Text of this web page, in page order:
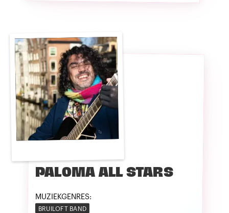
PALOMA ALL STARS
MUZIEKGENRES:
BRUILOFT BAND